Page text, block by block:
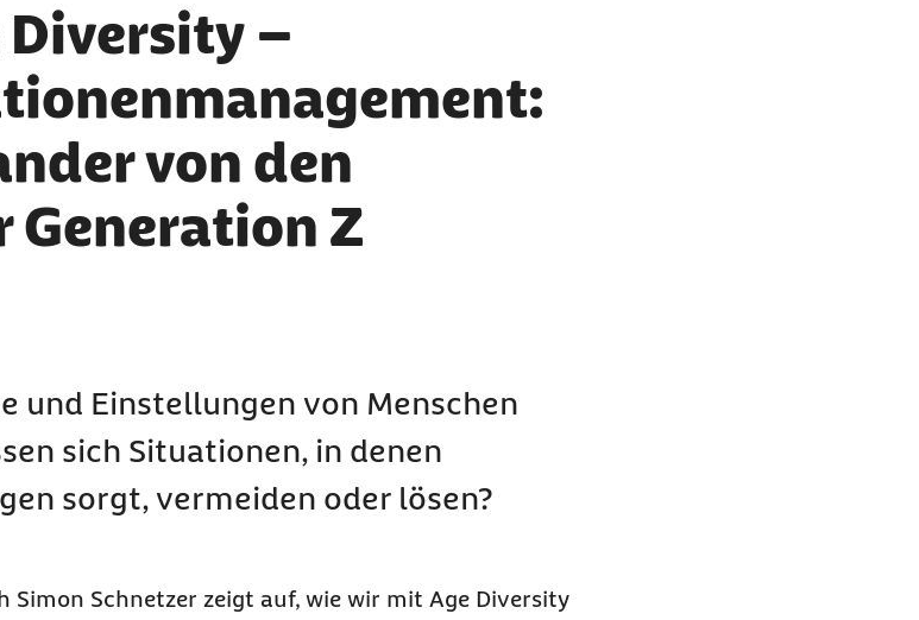
–
von den
Generation Z
und Einstellungen von Menschen
sich Situationen, in denen
sorgt, vermeiden oder lösen?
Simon Schnetzer zeigt auf, wie wir mit Age Diversity